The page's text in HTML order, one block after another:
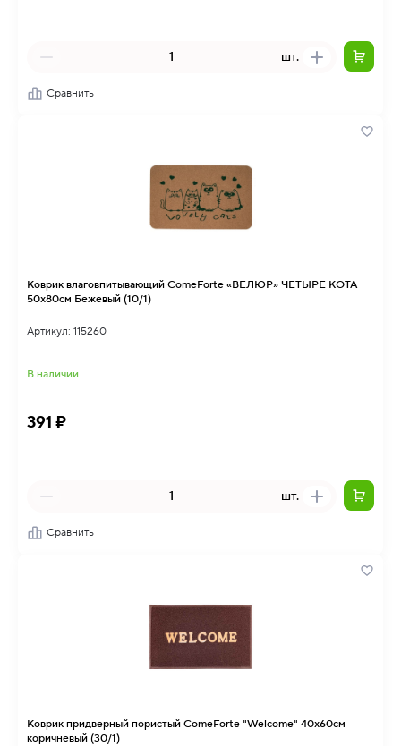
шт.
Сравнить
Коврик влаговпитывающий ComeForte «ВЕЛЮР» ЧЕТЫРЕ КОТА
50х80см Бежевый (10/1)
Артикул: 115260
В наличии
391 ₽
шт.
Сравнить
Коврик придверный пористый ComeForte "Welcome" 40х60см
коричневый (30/1)